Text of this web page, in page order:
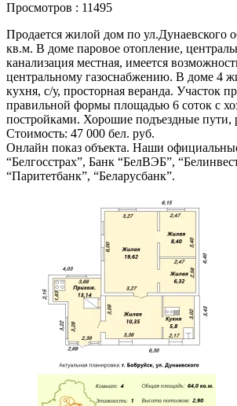
Просмотров : 11495
Продается жилой дом по ул.Дунаевского
кв.м. В доме паровое отопление,
канализация местная, имеется
центральному газоснабжению. В доме 4
кухня, с/у, просторная веранда. Участок
правильной формы площадью 6 соток с
постройками. Хорошие подъездные пути,
Стоимость: 47 000 бел. руб.
Онлайн показ объекта. Наши
“Белгосстрах”, Банк “БелВЭБ”,
“Паритетбанк”, “Беларусбанк”.